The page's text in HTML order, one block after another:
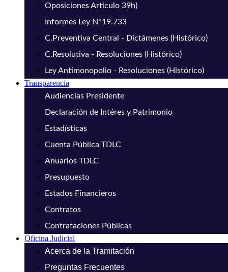
Oposiciones Artículo 39h)
Informes Ley N°19.733
C.Preventiva Central - Dictámenes (Histórico)
C.Resolutiva - Resoluciones (Histórico)
Ley Antimonopolio - Resoluciones (Histórico)
Transparencia
Audiencias Presidente
Declaración de Intéres y Patrimonio
Estadísticas
Cuenta Pública TDLC
Anuarios TDLC
Presupuesto
Estados Financieros
Contratos
Contrataciones Públicas
Oficina Judicial
Acerca de la Tramitación
Preguntas Frecuentes